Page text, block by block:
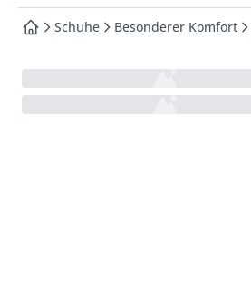
zur Startseite
Schuhe Besonderer Komfort